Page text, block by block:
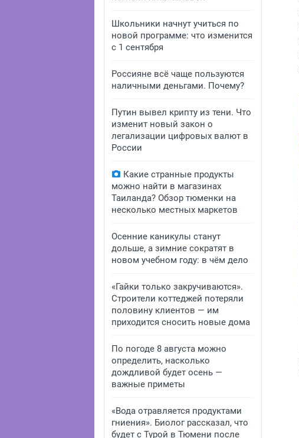
Школьники начнут учиться по
новой программе: что изменится
с 1 сентября
Россияне всё чаще пользуются
наличными деньгами. Почему?
Путин вывел крипту из тени. Что
изменит новый закон о
легализации цифровых валют в
России
Какие странные продукты
можно найти в магазинах
Таиланда? Обзор тюменки на
несколько местных маркетов
Осенние каникулы станут
дольше, а зимние сократят в
новом учебном году: в чём дело
«Гайки только закручиваются».
Строители коттеджей потеряли
половину клиентов — им
приходится сносить новые дома
По погоде 8 августа можно
определить, насколько
дождливой будет осень —
важные приметы
«Вода отравляется продуктами
гниения». Биолог рассказал, что
будет с Турой в Тюмени после